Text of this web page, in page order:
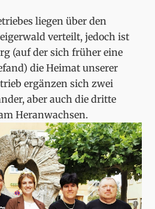
liegen über den
verteilt, jedoch ist
(auf der sich früher eine
die Heimat unserer
ergänzen sich zwei
aber auch die dritte
Heranwachsen.